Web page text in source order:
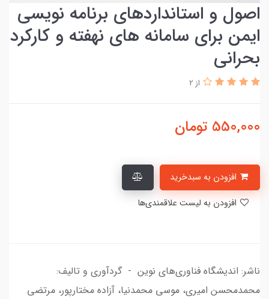
اصول و استانداردهای برنامه ‏نویسی
ایمن برای سامانه های نهفته و کارکرد
بحرانی
از 2
550,000 تومان
ناشر: اندیشگاه فناوری‌های نوین - گردآوری و تالیف:
محمدمحسن امیری، موسی محمدنیا، آزاده مختارپور، مرتضی